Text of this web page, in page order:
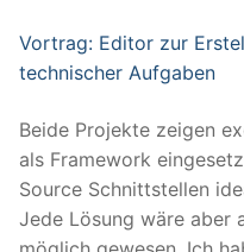
Vortrag: Editor zur
technischer Aufgaben
Beide Projekte zeigen
als Framework
Source Schnittstellen
Jede Lösung wäre aber